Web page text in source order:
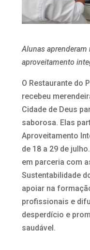
Alunas aprenderam
aproveitamento
O Restaurante do
recebeu
Cidade de Deus
saborosa. Elas
Aproveitamento
de 18 a 29 de
em parceria com
Sustentabilidade
apoiar na
profissionais e
desperdício e
saudável.